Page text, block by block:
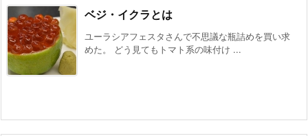
ベジ・イクラとは
ユーラシアフェスタさんで不思議な瓶詰めを買い求
めた。 どう見てもトマト系の味付け ...